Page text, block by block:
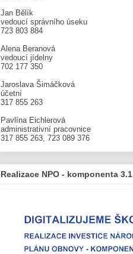
Jan Bělík
vedoucí správního úseku
723 803 884
Alena Beranová
vedoucí jídelny
702 177 350
Jaroslava Šimáčková
účetní
317 855 263
Pavlína Eichlerová
administrativní pracovnice
317 855 263, 723 089 376
Realizace NPO - komponenta 3.1